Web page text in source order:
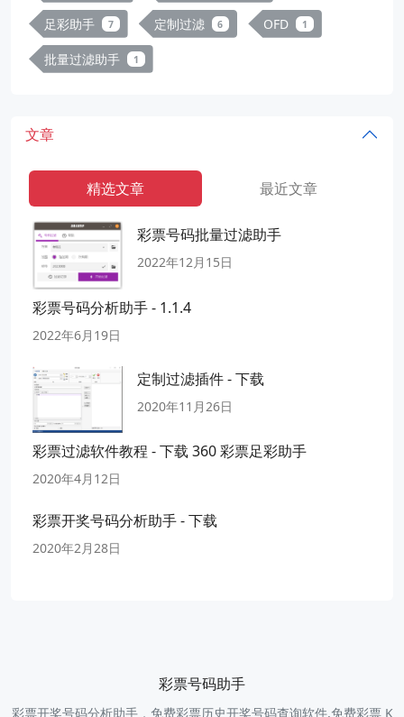
足彩助手 7 定制过滤 6 OFD 1
批量过滤助手 1
文章
精选文章 最近文章
彩票号码批量过滤助手
2022年12月15日
彩票号码分析助手 - 1.1.4
2022年6月19日
定制过滤插件 - 下载
2020年11月26日
彩票过滤软件教程 - 下载 360 彩票足彩助手
2020年4月12日
彩票开奖号码分析助手 - 下载
2020年2月28日
彩票号码助手
彩票开奖号码分析助手，免费彩票历史开奖号码查询软件,免费彩票 K